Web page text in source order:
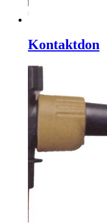
Kontaktdon